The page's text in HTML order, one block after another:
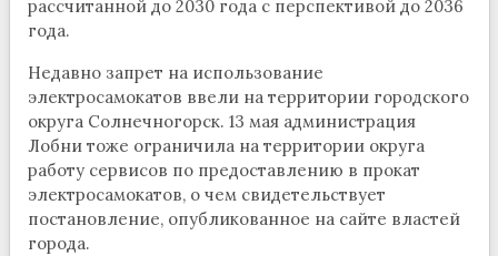
рассчитанной до 2030 года с перспективой до 2036
года.
Недавно запрет на использование
электросамокатов ввели на территории городского
округа Солнечногорск. 13 мая администрация
Лобни тоже ограничила на территории округа
работу сервисов по предоставлению в прокат
электросамокатов, о чем свидетельствует
постановление, опубликованное на сайте властей
города.